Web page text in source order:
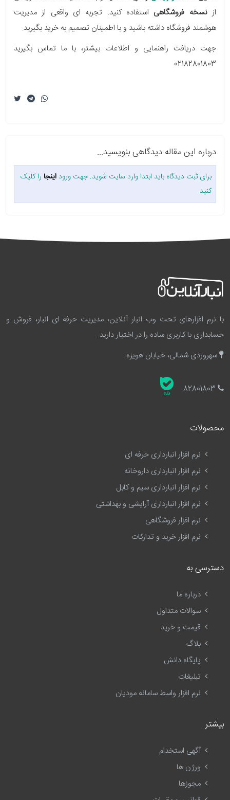
ازنسخه فروشگاهی استفاده کنید. تجربه ای واقعی از مدیریت
هوشمند فروشگاه داشته باشید و با اطمینان تصمیم به خرید بگیرید.
جهت دریافت راهنمایی و اطلاعات بیشتر، با ما تماس بگیرید
02182801803
درباره این مقاله دیدگاهی بنویسید...
برای ثبت دیدگاه باید ابتدا وارد سایت شوید. جهت ورود اینجا را کلیک
کنید
با نرم افزارهای تحت وب انبار آنلاین، مدیریت حرفه ای انبار، فروش و
حسابداری با کاربری ساده را در اختیار دارید.
سهروردی شمالی، خیابان هویزه
محصولات
نرم افزار انبارداری حرفه ای
نرم افزار انبارداری داروخانه
نرم افزار انبارداری سیم و کابل
نرم افزار انبارداری آرایشی و بهداشتی
نرم افزار فروشگاهی
نرم افزار خرید و تدارکات
دسترسی به
درباره ما
سوالات متداول
قیمت و خرید
بلاگ
پایگاه دانش
تبلیغات
نرم افزار واسط سامانه مودیان
بیشتر
آگهی استخدام
ورژن ها
مجوزها